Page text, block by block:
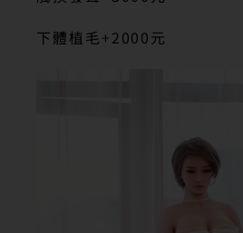
下體植毛+2000元